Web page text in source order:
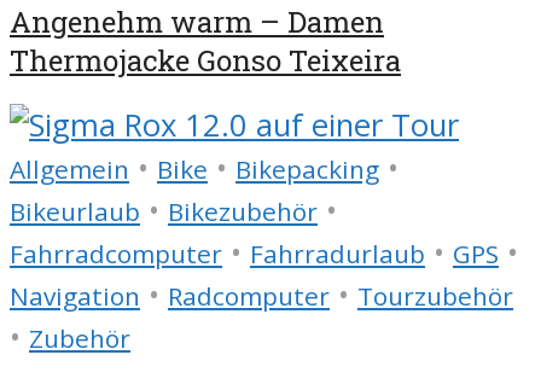
Angenehm warm – Damen
Thermojacke Gonso Teixeira
Allgemein • Bike • Bikepacking •
Bikeurlaub • Bikezubehör •
Fahrradcomputer • Fahrradurlaub • GPS •
Navigation • Radcomputer • Tourzubehör
• Zubehör